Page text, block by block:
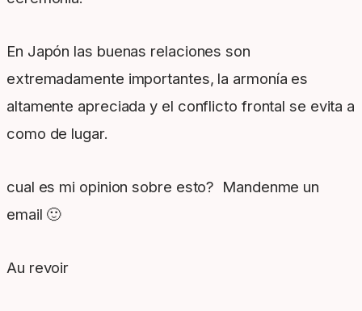
En Japón las buenas relaciones son
extremadamente importantes, la armonía es
altamente apreciada y el conflicto frontal se evita a
como de lugar.
cual es mi opinion sobre esto? Mandenme un
email 🙂
Au revoir